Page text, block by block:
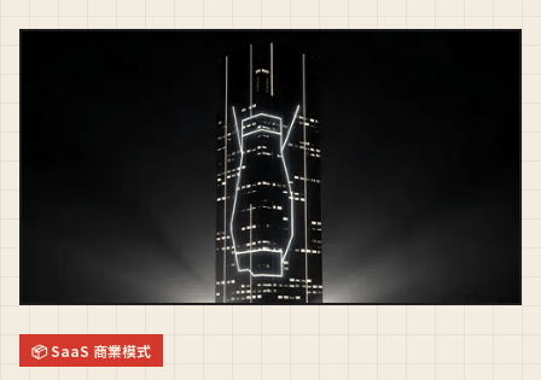
📦 SaaS 商業模式